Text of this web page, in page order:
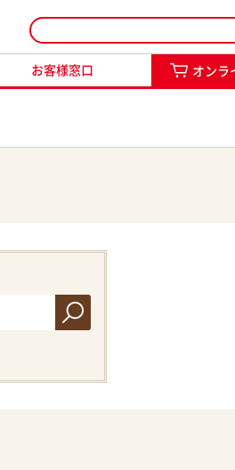
お客様窓口 オンラ
ンショップ